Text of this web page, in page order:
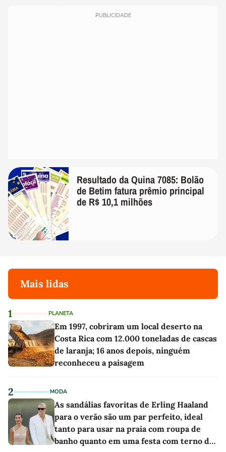
PUBLICIDADE
Resultado da Quina 7085: Bolão
de Betim fatura prêmio principal
de R$ 10,1 milhões
Mais lidas
1 PLANETA
Em 1997, cobriram um local deserto na
Costa Rica com 12.000 toneladas de cascas
de laranja; 16 anos depois, ninguém
reconheceu a paisagem
2 MODA
As sandálias favoritas de Erling Haaland
para o verão são um par perfeito, ideal
tanto para usar na praia com roupa de
banho quanto em uma festa com terno de